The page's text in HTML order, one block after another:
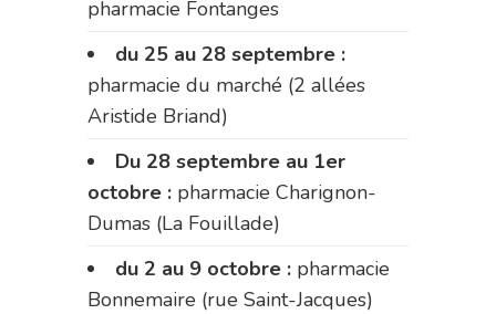
pharmacie Fontanges
du 25 au 28 septembre :
pharmacie du marché (2 allées
Aristide Briand)
Du 28 septembre au 1er
octobre : pharmacie Charignon-
Dumas (La Fouillade)
du 2 au 9 octobre : pharmacie
Bonnemaire (rue Saint-Jacques)